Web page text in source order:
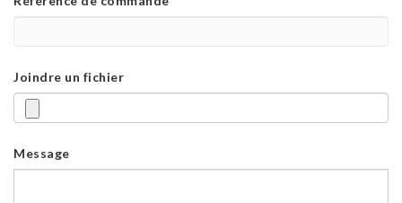
Joindre un fichier
Message